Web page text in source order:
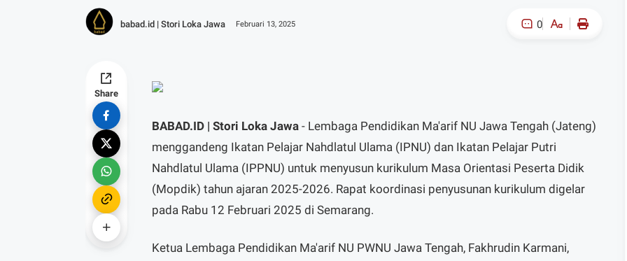
babad.id | Stori Loka Jawa Februari 13, 2025 0
Share
BABAD.ID | Stori Loka Jawa - Lembaga Pendidikan Ma'arif NU Jawa Tengah (Jateng)
menggandeng Ikatan Pelajar Nahdlatul Ulama (IPNU) dan Ikatan Pelajar Putri
Nahdlatul Ulama (IPPNU) untuk menyusun kurikulum Masa Orientasi Peserta Didik
(Mopdik) tahun ajaran 2025-2026. Rapat koordinasi penyusunan kurikulum digelar
pada Rabu 12 Februari 2025 di Semarang.
Ketua Lembaga Pendidikan Ma'arif NU PWNU Jawa Tengah, Fakhrudin Karmani,